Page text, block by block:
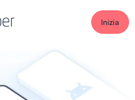
Inizia